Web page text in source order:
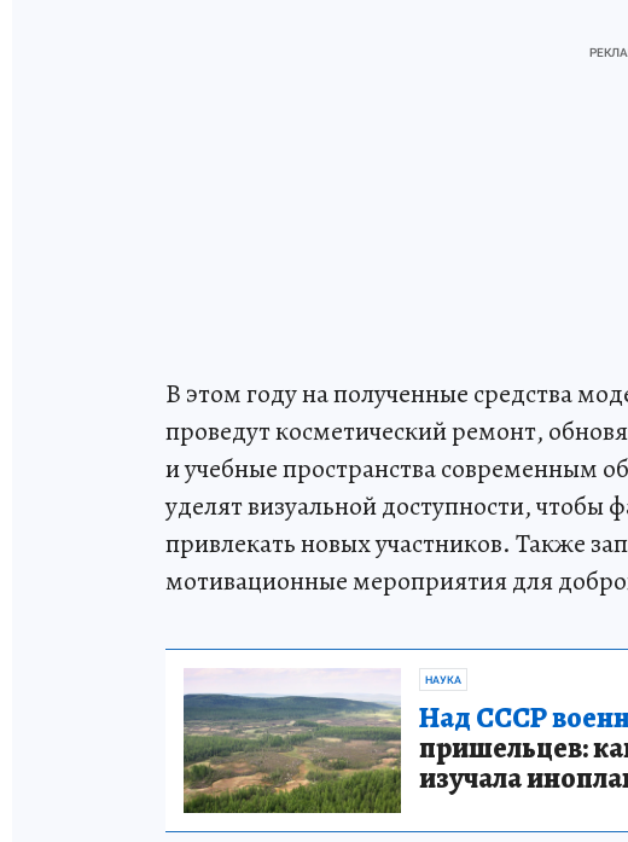
В этом году на полученные средства
проведут косметический ремонт,
и учебные пространства современным
уделят визуальной доступности, чтобы
привлекать новых участников. Также
мотивационные мероприятия для
НАУКА
Над СССР
пришельцев:
изучала